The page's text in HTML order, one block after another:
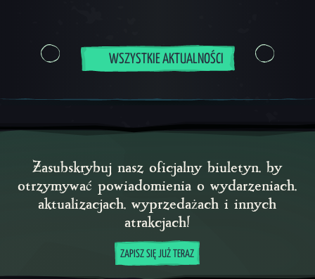
WSZYSTKIE AKTUALNOŚCI
Zasubskrybuj nasz oficjalny biuletyn, by
otrzymywać powiadomienia o wydarzeniach,
aktualizacjach, wyprzedażach i innych
atrakcjach!
ZAPISZ SIĘ JUŻ TERAZ